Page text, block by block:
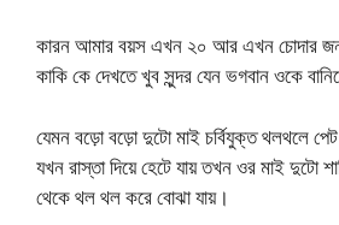
কারন আমার বয়স এখন ২০ আর এখন চোদার
কাকি কে দেখতে খুব সুন্দর যেন ভগবান ওকে
যেমন বড়ো বড়ো দুটো মাই চর্বিযুক্ত থলথলে
যখন রাস্তা দিয়ে হেটে যায় তখন ওর মাই দুটো
থেকে থল থল করে বোঝা যায়।